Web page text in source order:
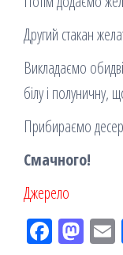
Другий стакан
Викладаємо
білу і полуничну,
Прибираємо
Смачного!
Джерело
Fac M